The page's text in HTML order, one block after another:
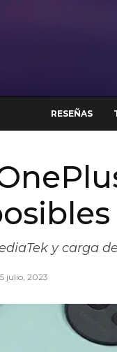
RESEÑAS
y carga
5 julio, 2023